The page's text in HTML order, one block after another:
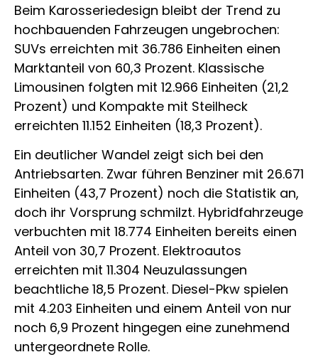
Beim Karosseriedesign bleibt der Trend zu
hochbauenden Fahrzeugen ungebrochen:
SUVs erreichten mit 36.786 Einheiten einen
Marktanteil von 60,3 Prozent. Klassische
Limousinen folgten mit 12.966 Einheiten (21,2
Prozent) und Kompakte mit Steilheck
erreichten 11.152 Einheiten (18,3 Prozent).
Ein deutlicher Wandel zeigt sich bei den
Antriebsarten. Zwar führen Benziner mit 26.671
Einheiten (43,7 Prozent) noch die Statistik an,
doch ihr Vorsprung schmilzt. Hybridfahrzeuge
verbuchten mit 18.774 Einheiten bereits einen
Anteil von 30,7 Prozent. Elektroautos
erreichten mit 11.304 Neuzulassungen
beachtliche 18,5 Prozent. Diesel-Pkw spielen
mit 4.203 Einheiten und einem Anteil von nur
noch 6,9 Prozent hingegen eine zunehmend
untergeordnete Rolle.